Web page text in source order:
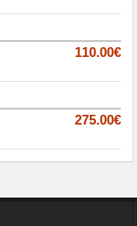
110.00€
275.00€